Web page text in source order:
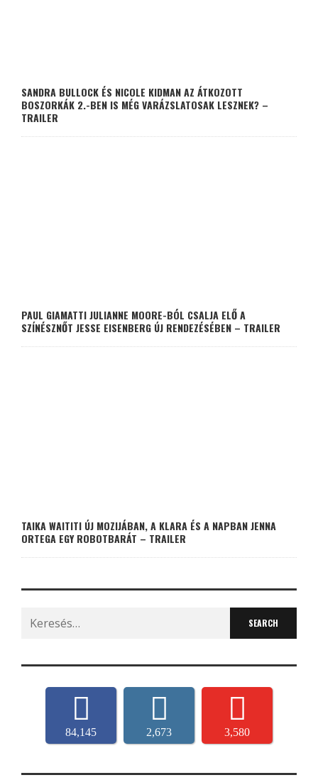
SANDRA BULLOCK ÉS NICOLE KIDMAN AZ ÁTKOZOTT
BOSZORKÁK 2.-BEN IS MÉG VARÁZSLATOSAK LESZNEK? –
TRAILER
PAUL GIAMATTI JULIANNE MOORE-BÓL CSALJA ELŐ A
SZÍNÉSZNŐT JESSE EISENBERG ÚJ RENDEZÉSÉBEN – TRAILER
TAIKA WAITITI ÚJ MOZIJÁBAN, A KLARA ÉS A NAPBAN JENNA
ORTEGA EGY ROBOTBARÁT – TRAILER
Search
for:
84,145 2,673 3,580